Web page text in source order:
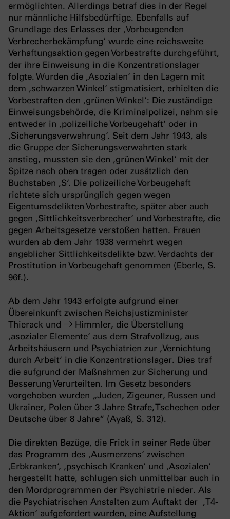
ermöglichten. Allerdings betraf dies in der Regel
nur männliche Hilfsbedürftige. Ebenfalls auf
Grundlage des Erlasses der ‚Vorbeugenden
Verbrecherbekämpfung‘ wurde eine reichsweite
Verhaftungsaktion gegen Vorbestrafte durchgeführt,
der ihre Einweisung in die Konzentrationslager
folgte. Wurden die ‚Asozialen‘ in den Lagern mit
dem ‚schwarzen Winkel‘ stigmatisiert, erhielten die
Vorbestraften den ‚grünen Winkel‘: Die zuständige
Einweisungsbehörde, die Kriminalpolizei, nahm sie
entweder in ‚polizeiliche Vorbeugehaft‘ oder in
‚Sicherungsverwahrung‘. Seit dem Jahr 1943, als
die Gruppe der Sicherungsverwahrten stark
anstieg, mussten sie den ‚grünen Winkel‘ mit der
Spitze nach oben tragen oder zusätzlich den
Buchstaben ‚S‘. Die polizeiliche Vorbeugehaft
richtete sich ursprünglich gegen wegen
Eigentumsdelikten Vorbestrafte, später aber auch
gegen ‚Sittlichkeitsverbrecher‘ und Vorbestrafte, die
gegen Arbeitsgesetze verstoßen hatten. Frauen
wurden ab dem Jahr 1938 vermehrt wegen
angeblicher Sittlichkeitsdelikte bzw. Verdachts der
Prostitution in Vorbeugehaft genommen (Eberle, S.
96f.).
Ab dem Jahr 1943 erfolgte aufgrund einer
Übereinkunft zwischen Reichsjustizminister
Thierack und
Himmler, die Überstellung
‚asozialer Elemente‘ aus dem Strafvollzug, aus
Arbeitshäusern und Psychiatrien zur ‚Vernichtung
durch Arbeit‘ in die Konzentrationslager. Dies traf
die aufgrund der Maßnahmen zur Sicherung und
Besserung Verurteilten. Im Gesetz besonders
vorgehoben wurden „Juden, Zigeuner, Russen und
Ukrainer, Polen über 3 Jahre Strafe, Tschechen oder
Deutsche über 8 Jahre“ (Ayaß, S. 312).
Die direkten Bezüge, die Frick in seiner Rede über
das Programm des ‚Ausmerzens‘ zwischen
‚Erbkranken‘, ‚psychisch Kranken‘ und ‚Asozialen‘
hergestellt hatte, schlugen sich unmittelbar auch in
den Mordprogrammen der Psychiatrie nieder. Als
die Psychiatrischen Anstalten zum Auftakt der ‚T4-
Aktion‘ aufgefordert wurden, eine Aufstellung